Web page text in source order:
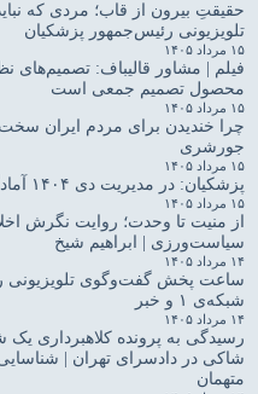
حقیقتِ بیرون از قاب؛ مردی که
تلویزیونی رئیس‌جمهور پزشکیان
۱۵ مرداد ۱۴۰۵
فیلم | مشاور قالیباف:
محصول تصمیم جمعی است
۱۵ مرداد ۱۴۰۵
چرا خندیدن برای مردم ایران
جورشری
۱۵ مرداد ۱۴۰۵
پزشکیان: در مدیریت دی ۱۴۰۴ آمادگی لازم نبود
۱۵ مرداد ۱۴۰۵
از منیت تا وحدت؛ روایت نگرش
سیاست‌ورزی | ابراهیم شیخ
۱۴ مرداد ۱۴۰۵
ساعت پخش گفت‌وگوی تلویزیونی
شبکه‌ی ۱ و خبر
۱۴ مرداد ۱۴۰۵
متهمان